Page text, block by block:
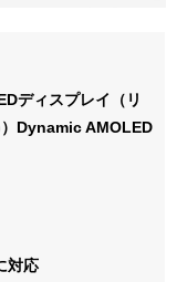
ディスプレイ（リ
Dynamic AMOLED
対応